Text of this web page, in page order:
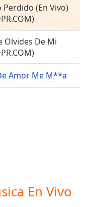
(En Vivo)
Olvides De Mi
Amor Me M**a
En Vivo